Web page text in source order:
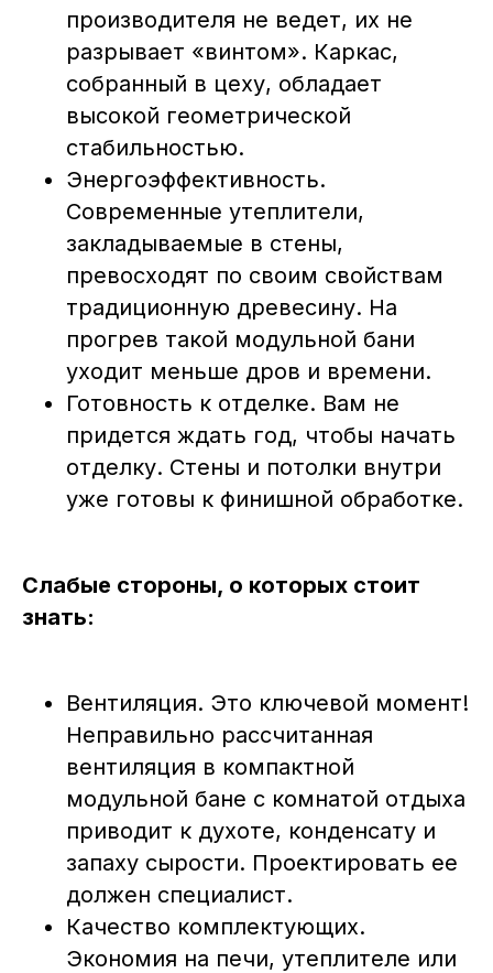
производителя не ведет, их не
разрывает «винтом». Каркас,
собранный в цеху, обладает
высокой геометрической
стабильностью.
Энергоэффективность.
Современные утеплители,
закладываемые в стены,
превосходят по своим свойствам
традиционную древесину. На
прогрев такой модульной бани
уходит меньше дров и времени.
Готовность к отделке. Вам не
придется ждать год, чтобы начать
отделку. Стены и потолки внутри
уже готовы к финишной обработке.
Слабые стороны, о которых стоит
знать:
Вентиляция. Это ключевой момент!
Неправильно рассчитанная
вентиляция в компактной
модульной бане с комнатой отдыха
приводит к духоте, конденсату и
запаху сырости. Проектировать ее
должен специалист.
Качество комплектующих.
Экономия на печи, утеплителе или